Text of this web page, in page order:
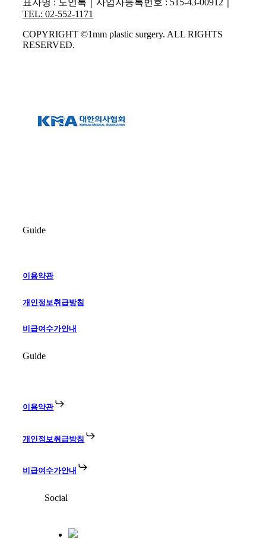
표자명 : 도언록｜사업자등록번호 : 515-43-00912｜
TEL: 02-552-1171
COPYRIGHT ©1mm plastic surgery. ALL RIGHTS
RESERVED.
Guide
이용약관
개인정보취급방침
비급여수가안내
Guide
이용약관
개인정보취급방침
비급여수가안내
Social